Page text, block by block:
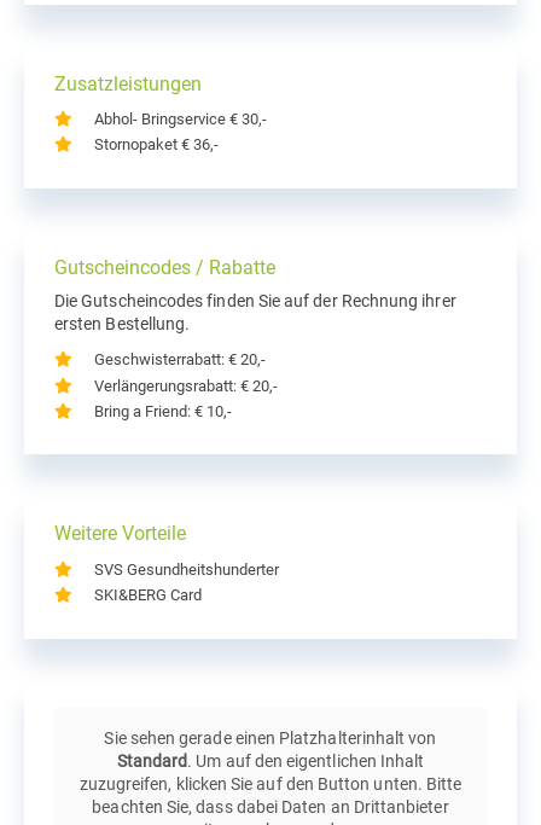
Zusatzleistungen
Abhol- Bringservice € 30,-
Stornopaket € 36,-
Gutscheincodes / Rabatte
Die Gutscheincodes finden Sie auf der Rechnung ihrer
ersten Bestellung.
Geschwisterrabatt: € 20,-
Verlängerungsrabatt: € 20,-
Bring a Friend: € 10,-
Weitere Vorteile
SVS Gesundheitshunderter
SKI&BERG Card
Sie sehen gerade einen Platzhalterinhalt von
Standard. Um auf den eigentlichen Inhalt
zuzugreifen, klicken Sie auf den Button unten. Bitte
beachten Sie, dass dabei Daten an Drittanbieter